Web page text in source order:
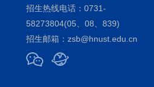
招生热线电话：0731-
58273804(05、08、839)
招生邮箱：zsb@hnust.edu.cn